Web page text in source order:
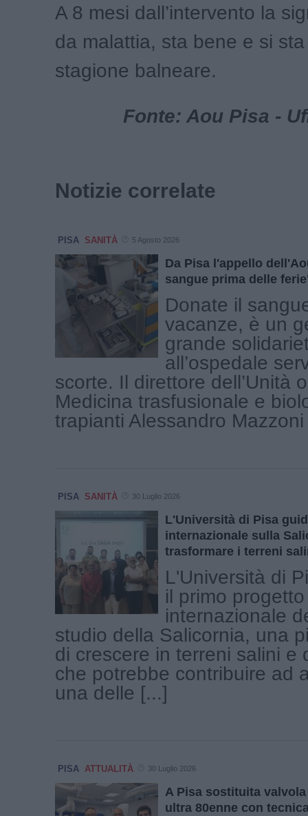
A 8 mesi dall’intervento la
da malattia, sta bene e si
stagione balneare.
Fonte: Aou Pisa -
Notizie correlate
PISA SANITÀ 5 Agosto 2026
Da Pisa l'appello
sangue prima delle
Donate il
vacanze, è un
grande
all’ospedale
scorte. Il direttore dell’Unità
Medicina trasfusionale e
trapianti Alessandro
PISA SANITÀ 30 Luglio 2026
L'Università di Pisa
internazionale sulla
trasformare i terreni
L'Università di
il primo progetto
internazionale
studio della Salicornia, una
di crescere in terreni salini e
che potrebbe contribuire ad
una delle [...]
PISA ATTUALITÀ 30 Luglio 2026
A Pisa sostituita
ultra 80enne con